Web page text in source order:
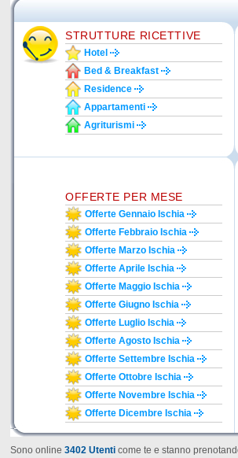
STRUTTURE RICETTIVE
Hotel
Bed & Breakfast
Residence
Appartamenti
Agriturismi
OFFERTE PER MESE
Offerte Gennaio Ischia
Offerte Febbraio Ischia
Offerte Marzo Ischia
Offerte Aprile Ischia
Offerte Maggio Ischia
Offerte Giugno Ischia
Offerte Luglio Ischia
Offerte Agosto Ischia
Offerte Settembre Ischia
Offerte Ottobre Ischia
Offerte Novembre Ischia
Offerte Dicembre Ischia
Sono online 3402 Utenti come te e stanno